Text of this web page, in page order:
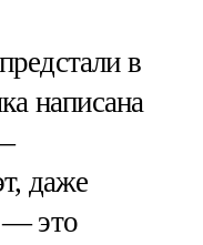
в
написана
даже
— это